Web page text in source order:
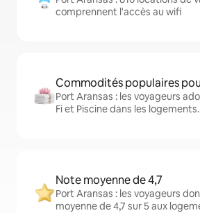
comprennent l'accès au wifi
Commodités populaires
Port Aransas : les voyageurs
Fi et Piscine dans les logements.
Note moyenne de 4,7
Port Aransas : les voyageurs
moyenne de 4,7 sur 5 aux